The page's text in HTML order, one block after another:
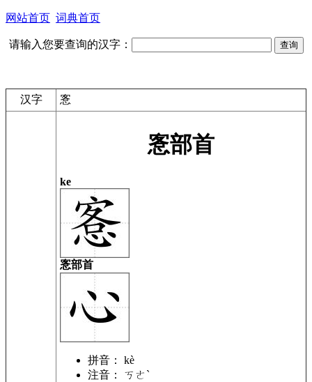
网站首页 词典首页
请输入您要查询的汉字：
汉字 愙
愙部首
ke
愙部首
拼音：
kè
注音：
ㄎㄜˋ